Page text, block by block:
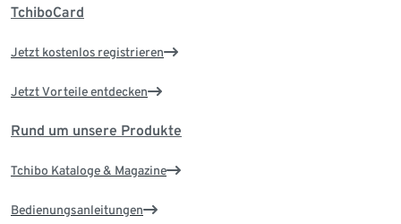
TchiboCard
Jetzt kostenlos registrieren
Jetzt Vorteile entdecken
Rund um unsere Produkte
Tchibo Kataloge & Magazine
Bedienungsanleitungen